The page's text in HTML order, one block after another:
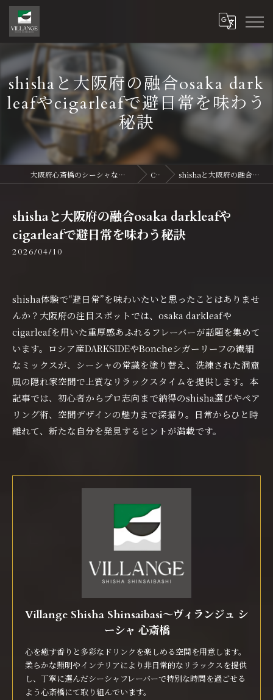
shishaと大阪府の融合osaka dark
leafやcigarleafで避日常を味わう
秘訣
大阪府心斎橋のシーシャならVillange Shisha Shinsaibasi〜ヴィランジュ シーシャ 心斎橋 Column shishaと大阪府の融合osaka darkleafやcigarleafで避日常を味わう秘訣
shishaと大阪府の融合osaka darkleafや
cigarleafで避日常を味わう秘訣
2026/04/10
shisha体験で“避日常”を味わいたいと思ったことはありませ
んか？大阪府の注目スポットでは、osaka darkleafや
cigarleafを用いた重厚感あふれるフレーバーが話題を集めて
います。ロシア産DARKSIDEやBoncheシガーリーフの繊細
なミックスが、シーシャの常識を塗り替え、洗練された洞窟
風の隠れ家空間で上質なリラックスタイムを提供します。本
記事では、初心者からプロ志向まで納得のshisha選びやペア
リング術、空間デザインの魅力まで深掘り。日常からひと時
離れて、新たな自分を発見するヒントが満載です。
Villange Shisha Shinsaibasi〜ヴィランジュ シ
ーシャ 心斎橋
心を癒す香りと多彩なドリンクを楽しめる空間を用意します。
柔らかな照明やインテリアにより非日常的なリラックスを提供
し、丁寧に選んだシーシャフレーバーで特別な時間を過ごせる
よう心斎橋にて取り組んでいます。